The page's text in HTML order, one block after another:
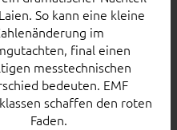
So kann eine kleine
im
final einen
messtechnischen
bedeuten. EMF
schaffen den roten
Faden.